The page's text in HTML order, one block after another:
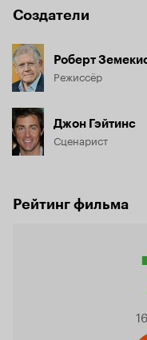
Создатели
Роберт
Режиссёр
Джон Гэйтинс
Сценарист
Рейтинг фильма